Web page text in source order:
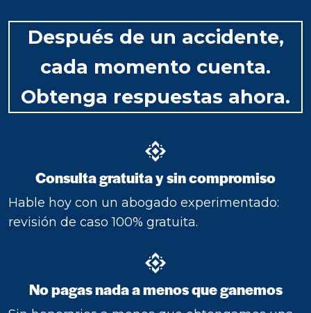
Después de un accidente,
cada momento cuenta.
Obtenga respuestas ahora.
Consulta gratuita y sin compromiso
Hable hoy con un abogado experimentado:
revisión de caso 100% gratuita.
No pagas nada a menos que ganemos